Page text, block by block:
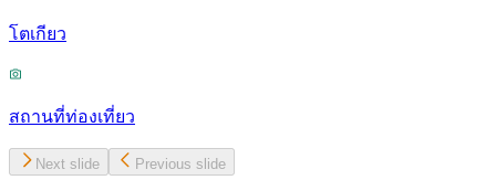
โตเกียว
สถานที่ท่องเที่ยว
Next slide Previous slide